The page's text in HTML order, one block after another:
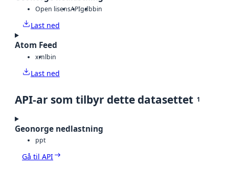
Open lisensAPIgdbbin
Last ned
Atom Feed
xmlbin
Last ned
API-ar som tilbyr dette datasettet 1
Geonorge nedlastning
ppt
Gå til API